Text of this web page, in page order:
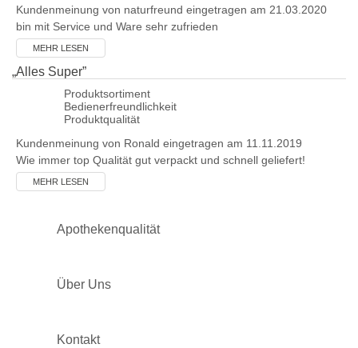
Kundenmeinung von naturfreund eingetragen am 21.03.2020
bin mit Service und Ware sehr zufrieden
MEHR LESEN
„Alles Super”
Produktsortiment
Bedienerfreundlichkeit
Produktqualität
Kundenmeinung von Ronald eingetragen am 11.11.2019
Wie immer top Qualität gut verpackt und schnell geliefert!
MEHR LESEN
Apothekenqualität
Über Uns
Kontakt